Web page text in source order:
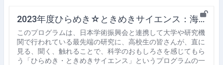
2023年度ひらめき☆ときめきサイエンス：海岸動物の行動生態学実習:ヤドカリや巻貝も「周囲の目」を気にする！？
このプログラムは、日本学術振興会と連携して大学や研究機
関で行われている最先端の研究に、高校生の皆さんが、直に
見る、聞く、触れることで、科学のおもしろさを感じてもら
う「ひらめき・ときめきサイエンス」というプログラムの一